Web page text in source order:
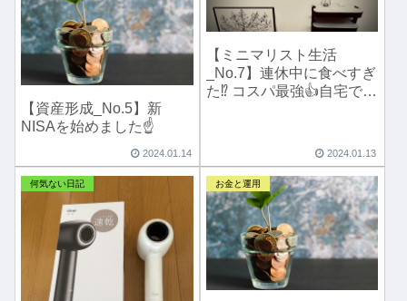
【資産形成_No.5】新
NISAを始めました☝️
2024.01.14
【ミニマリスト生活
_No.7】連休中に食べすぎ
た⁉️ コスパ最強👍自宅で簡
2024.01.13
何気ない日記 お金と運用